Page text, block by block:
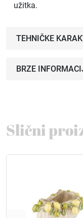
užitka.
TEHNIČKE
BRZE
Slični